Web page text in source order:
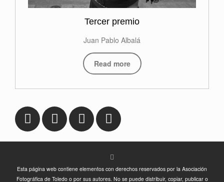
Tercer premio
Juan Pablo Albalá
Read more
Esta página web contiene elementos con derechos reservados por la Asociación
Fotográfica de Toledo o por sus autores. No se puede distribuir, copiar, publicar o